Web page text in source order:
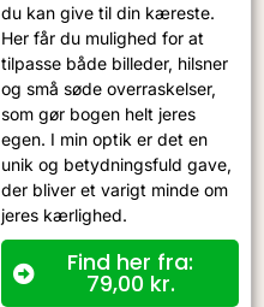
du kan give til din kæreste.
Her får du mulighed for at
tilpasse både billeder, hilsner
og små søde overraskelser,
som gør bogen helt jeres
egen. I min optik er det en
unik og betydningsfuld gave,
der bliver et varigt minde om
jeres kærlighed.
Find her fra:
79,00 kr.